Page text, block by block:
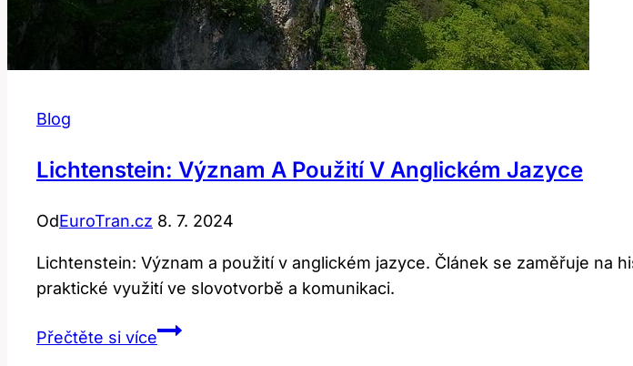
Blog
Lichtenstein: Význam A Použití V Anglickém Jazyce
OdEuroTran.cz 8. 7. 2024
Lichtenstein: Význam a použití v anglickém jazyce. Článek se zaměřuje na
praktické využití ve slovotvorbě a komunikaci.
Přečtěte si víceLichtenstein: